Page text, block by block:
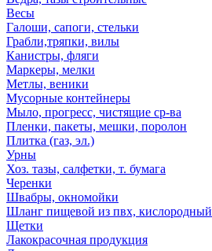
Весы
Галоши, сапоги, стельки
Грабли,тряпки, вилы
Канистры, фляги
Маркеры, мелки
Метлы, веники
Мусорные контейнеры
Мыло, прогресс, чистящие ср-ва
Пленки, пакеты, мешки, поролон
Плитка (газ, эл.)
Урны
Хоз. тазы, салфетки, т. бумага
Черенки
Швабры, окномойки
Шланг пищевой из пвх, кислородный
Щетки
Лакокрасочная продукция